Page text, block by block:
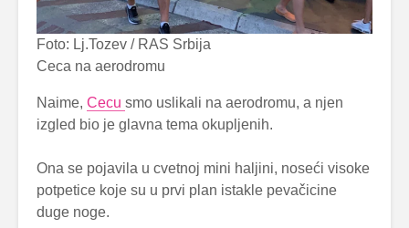
Foto: Lj.Tozev / RAS Srbija
Ceca na aerodromu
Naime, Cecu smo uslikali na aerodromu, a njen
izgled bio je glavna tema okupljenih.
Ona se pojavila u cvetnoj mini haljini, noseći visoke
potpetice koje su u prvi plan istakle pevačicine
duge noge.